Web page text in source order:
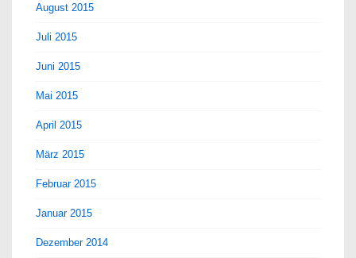
August 2015
Juli 2015
Juni 2015
Mai 2015
April 2015
März 2015
Februar 2015
Januar 2015
Dezember 2014